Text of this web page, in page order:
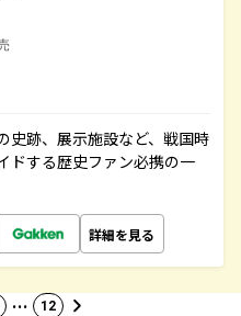
史跡、展示施設など、戦国時
ドする歴史ファン必携の一
詳細を見る
… 12